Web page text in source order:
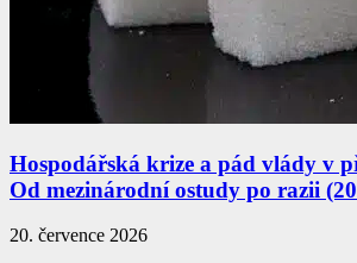
Hospodářská krize a pád vlády v
Od mezinárodní ostudy po razii
20. července 2026